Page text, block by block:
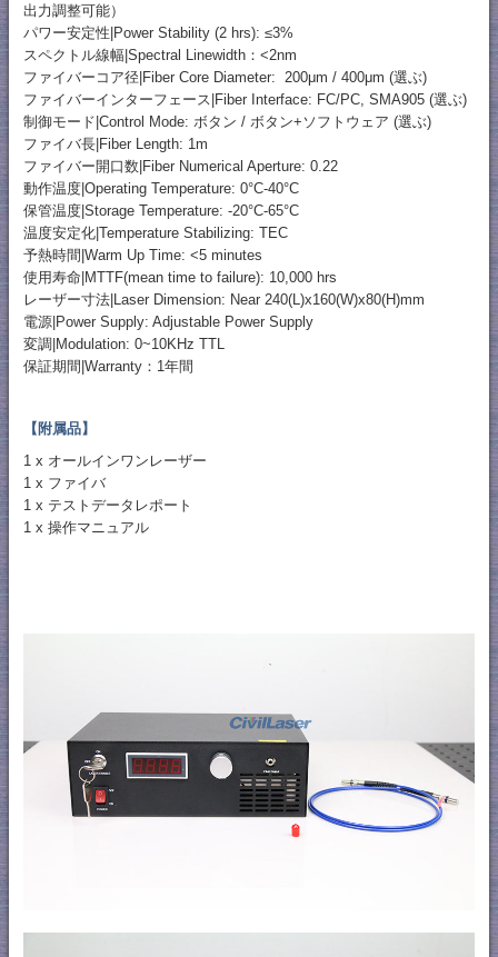
出力調整可能）
パワー安定性|Power Stability (2 hrs): ≤3%
スペクトル線幅|Spectral Linewidth：<2nm
ファイバーコア径|Fiber Core Diameter: 200μm / 400μm (選ぶ)
ファイバーインターフェース|Fiber Interface: FC/PC, SMA905 (選ぶ)
制御モード|Control Mode: ボタン / ボタン+ソフトウェア (選ぶ)
ファイバ長|Fiber Length: 1m
ファイバー開口数|Fiber Numerical Aperture: 0.22
動作温度|Operating Temperature: 0°C-40°C
保管温度|Storage Temperature: -20°C-65°C
温度安定化|Temperature Stabilizing: TEC
予熱時間|Warm Up Time: <5 minutes
使用寿命|MTTF(mean time to failure): 10,000 hrs
レーザー寸法|Laser Dimension: Near 240(L)x160(W)x80(H)mm
電源|Power Supply: Adjustable Power Supply
変調|Modulation: 0~10KHz TTL
保証期間|Warranty：1年間
【附属品】
1 x オールインワンレーザー
1 x ファイバ
1 x テストデータレポート
1 x 操作マニュアル